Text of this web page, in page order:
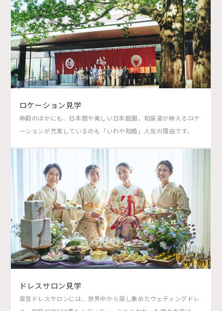
ロケーション見学
神殿のほかにも、日本間や美しい日本庭園、和装姿が映えるロケ
ーションが充実しているのも「いわや和婚」人気の理由です。
ドレスサロン見学
直営ドレスサロンには、世界中から探し集めたウェディングドレ